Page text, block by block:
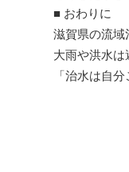
■ おわりに
滋賀県の流域
大雨や洪水
「治水は自